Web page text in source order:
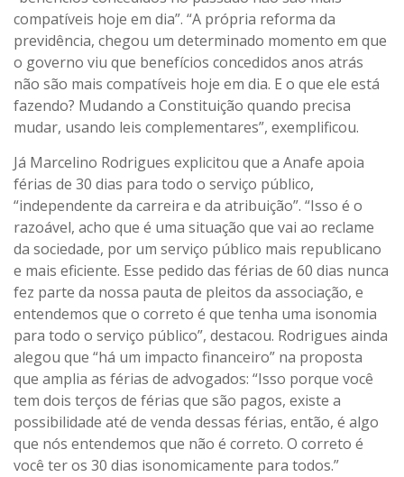
compatíveis hoje em dia”. “A própria reforma da
previdência, chegou um determinado momento em que
o governo viu que benefícios concedidos anos atrás
não são mais compatíveis hoje em dia. E o que ele está
fazendo? Mudando a Constituição quando precisa
mudar, usando leis complementares”, exemplificou.
Já Marcelino Rodrigues explicitou que a Anafe apoia
férias de 30 dias para todo o serviço público,
“independente da carreira e da atribuição”. “Isso é o
razoável, acho que é uma situação que vai ao reclame
da sociedade, por um serviço público mais republicano
e mais eficiente. Esse pedido das férias de 60 dias nunca
fez parte da nossa pauta de pleitos da associação, e
entendemos que o correto é que tenha uma isonomia
para todo o serviço público”, destacou. Rodrigues ainda
alegou que “há um impacto financeiro” na proposta
que amplia as férias de advogados: “Isso porque você
tem dois terços de férias que são pagos, existe a
possibilidade até de venda dessas férias, então, é algo
que nós entendemos que não é correto. O correto é
você ter os 30 dias isonomicamente para todos.”